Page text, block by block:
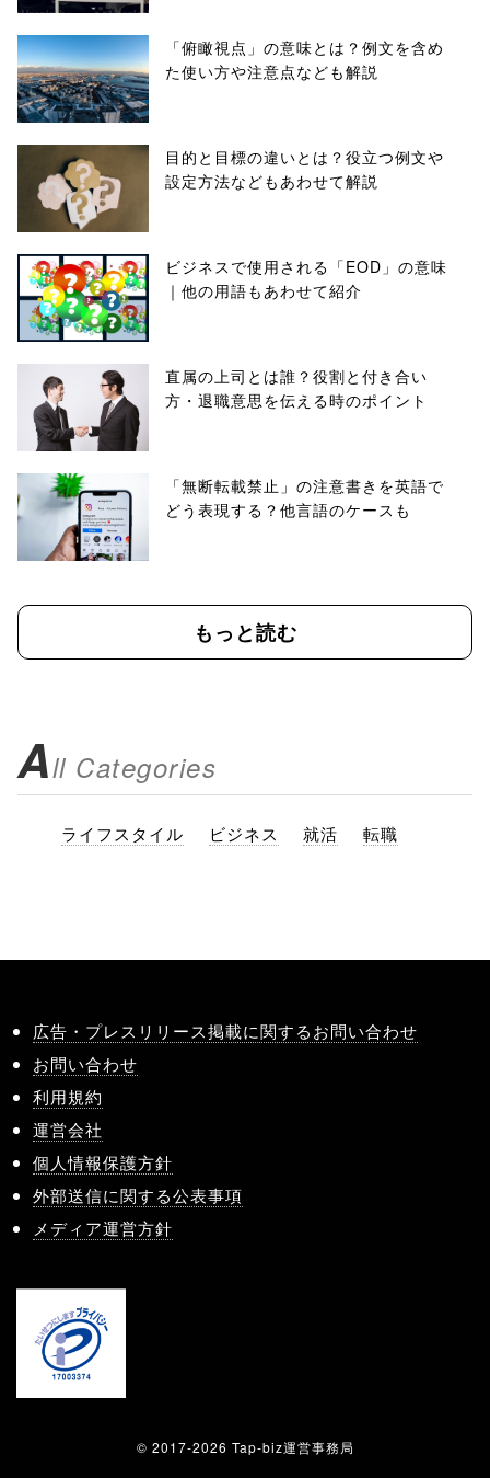
「俯瞰視点」の意味とは？例文を含め
た使い方や注意点なども解説
目的と目標の違いとは？役立つ例文や
設定方法などもあわせて解説
ビジネスで使用される「EOD」の意味
｜他の用語もあわせて紹介
直属の上司とは誰？役割と付き合い
方・退職意思を伝える時のポイント
「無断転載禁止」の注意書きを英語で
どう表現する？他言語のケースも
もっと読む
All Categories
ライフスタイル ビジネス 就活 転職
広告・プレスリリース掲載に関するお問い合わせ
お問い合わせ
利用規約
運営会社
個人情報保護方針
外部送信に関する公表事項
メディア運営方針
© 2017-2026 Tap-biz運営事務局